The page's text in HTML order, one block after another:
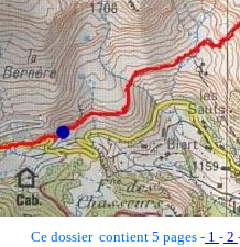
Ce dossier contient 5 pages - 1 - 2